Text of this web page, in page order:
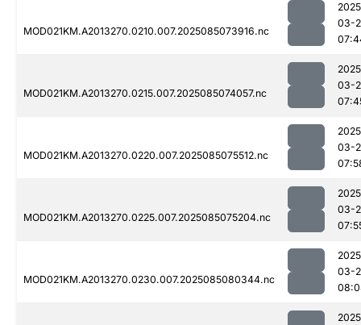
MOD021KM.A2013270.0210.007.2025085073916.nc
03-
MOD021KM.A2013270.0215.007.2025085074057.nc
03-
MOD021KM.A2013270.0220.007.2025085075512.nc
03-
MOD021KM.A2013270.0225.007.2025085075204.nc
03-
MOD021KM.A2013270.0230.007.2025085080344.nc
03-